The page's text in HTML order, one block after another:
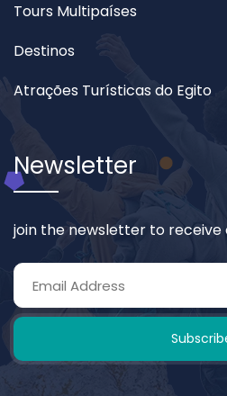
Tours Multipaíses
Destinos
Atrações Turísticas do Egito
Newsletter
join the newsletter to